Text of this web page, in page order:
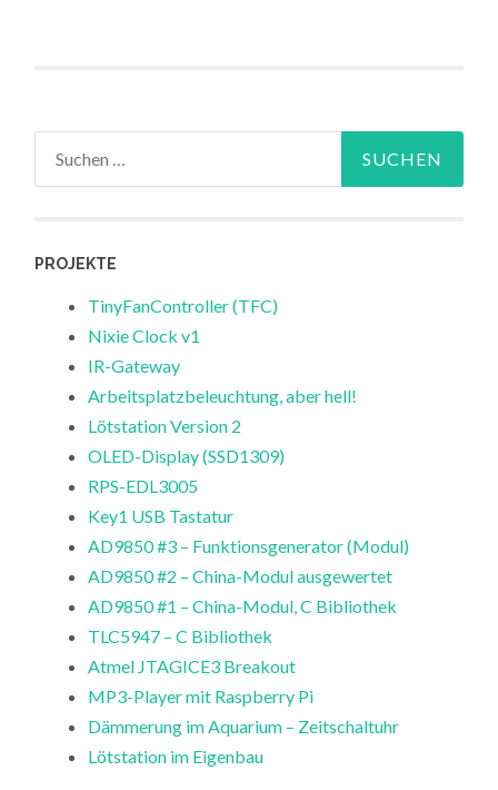
PROJEKTE
TinyFanController (TFC)
Nixie Clock v1
IR-Gateway
Arbeitsplatzbeleuchtung, aber hell!
Lötstation Version 2
OLED-Display (SSD1309)
RPS-EDL3005
Key1 USB Tastatur
AD9850 #3 – Funktionsgenerator (Modul)
AD9850 #2 – China-Modul ausgewertet
AD9850 #1 – China-Modul, C Bibliothek
TLC5947 – C Bibliothek
Atmel JTAGICE3 Breakout
MP3-Player mit Raspberry Pi
Dämmerung im Aquarium – Zeitschaltuhr
Lötstation im Eigenbau